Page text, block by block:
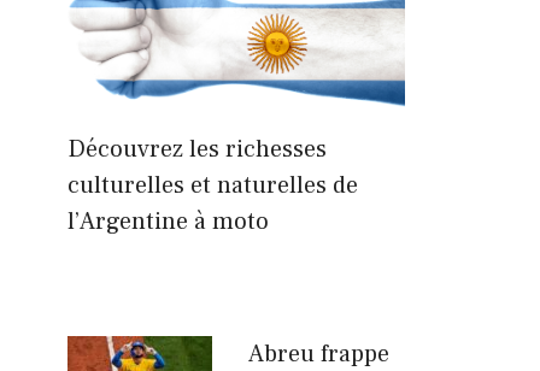
Découvrez les richesses
culturelles et naturelles de
l’Argentine à moto
Abreu frappe